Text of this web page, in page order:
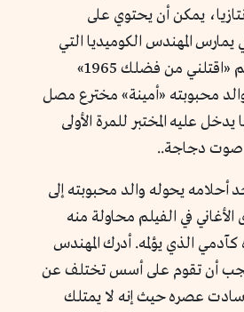
يمكن أن يحتوي على
المهندس الكوميديا التي
احترفها، نرى في فيلم «اقتلني من فضلك 1965»
محبوبته «أمينة» مخترع مصل
عليه المختبر للمرة الأولى
صوت دجاجة..
يحوله والد محبوبته إلى
الأغاني في الفيلم محاولة منه
الذي يؤلمه. أدرك المهندس
يجب أن تقوم على أسس تختلف عن
سادت عصره حيث إنه لا يمتلك